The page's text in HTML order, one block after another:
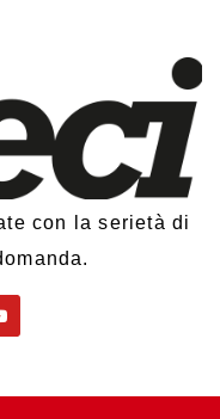
con la serietà di